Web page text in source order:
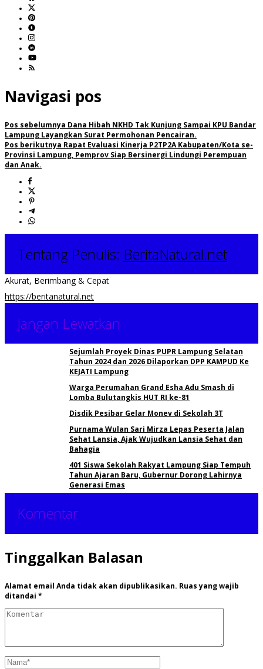
Navigasi pos
Pos sebelumnya Dana Hibah NKHD Tak Kunjung Sampai KPU Bandar
Lampung Layangkan Surat Permohonan Pencairan.
Pos berikutnya Rapat Evaluasi Kinerja P2TP2A Kabupaten/Kota se-
Provinsi Lampung, Pemprov Siap Bersinergi Lindungi Perempuan
dan Anak.
Tentang Penulis: BeritaNatural.net
Akurat, Berimbang & Cepat
https://beritanatural.net
Jangan Lewatkan
Sejumlah Proyek Dinas PUPR Lampung Selatan
Tahun 2024 dan 2026 Dilaporkan DPP KAMPUD Ke
KEJATI Lampung
Warga Perumahan Grand Esha Adu Smash di
Lomba Bulutangkis HUT RI ke-81
Disdik Pesibar Gelar Monev di Sekolah 3T
Purnama Wulan Sari Mirza Lepas Peserta Jalan
Sehat Lansia, Ajak Wujudkan Lansia Sehat dan
Bahagia
401 Siswa Sekolah Rakyat Lampung Siap Tempuh
Tahun Ajaran Baru, Gubernur Dorong Lahirnya
Generasi Emas
Komentar
Tinggalkan Balasan
Alamat email Anda tidak akan dipublikasikan. Ruas yang wajib
ditandai *